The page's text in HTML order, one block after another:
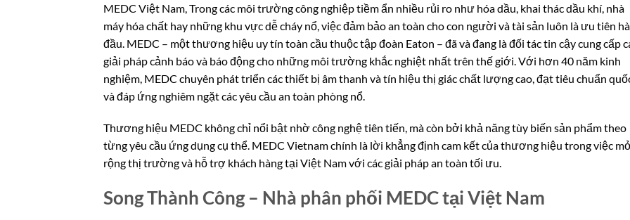
MEDC Việt Nam, Trong các môi trường công nghiệp tiềm ẩn nhiều rủi ro như hóa dầu, khai thác dầu khí, nhà
máy hóa chất hay những khu vực dễ cháy nổ, việc đảm bảo an toàn cho con người và tài sản luôn là ưu tiên
đầu. MEDC – một thương hiệu uy tín toàn cầu thuộc tập đoàn Eaton – đã và đang là đối tác tin cậy cung cấp
giải pháp cảnh báo và báo động cho những môi trường khắc nghiệt nhất trên thế giới. Với hơn 40 năm kinh
nghiệm, MEDC chuyên phát triển các thiết bị âm thanh và tín hiệu thị giác chất lượng cao, đạt tiêu chuẩn
và đáp ứng nghiêm ngặt các yêu cầu an toàn phòng nổ.
Thương hiệu MEDC không chỉ nổi bật nhờ công nghệ tiên tiến, mà còn bởi khả năng tùy biến sản phẩm theo
từng yêu cầu ứng dụng cụ thể. MEDC Vietnam chính là lời khẳng định cam kết của thương hiệu trong việc
rộng thị trường và hỗ trợ khách hàng tại Việt Nam với các giải pháp an toàn tối ưu.
Song Thành Công – Nhà phân phối MEDC tại Việt Nam